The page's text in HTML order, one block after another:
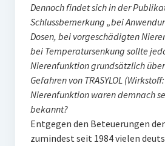
Dennoch findet sich in der
Schlussbemerkung „bei
Dosen, bei vorgeschädigten
bei Temperatursenkung sollte
Nierenfunktion grundsätzlich
Gefahren von TRASYLOL
Nierenfunktion waren demnach
bekannt?
Entgegen den Beteuerungen
zumindest seit 1984 vielen